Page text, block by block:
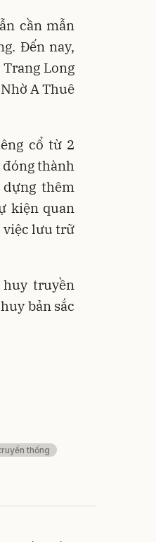
cần mẫn
Đến nay,
Long
A Thuê
cổ từ 2
thành
thêm
kiện quan
việc lưu trữ
truyền
bản sắc
thống